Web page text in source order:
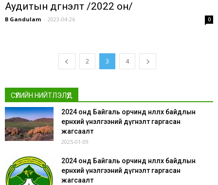
Аудитын дүгнэлт /2022 он/
B Gandulam - 2023-04-26 0
2 3 4
СҮҮЛИЙН НИЙТЛЭЛҮҮД
2024 онд Байгаль орчинд нөлөөлөх байдлын
ерөнхий үнэлгээний дүгнэлт гаргасан
жагсаалт
2025-01-09
2024 онд Байгаль орчинд нөлөөлөх байдлын
ерөнхий үнэлгээний дүгнэлт гаргасан
жагсаалт